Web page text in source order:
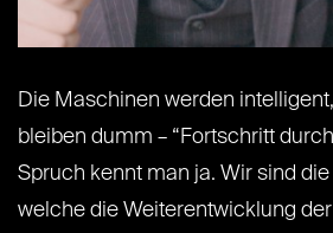
Die Maschinen werden
bleiben dumm – “Fortschritt
Spruch kennt man ja. Wir sind
welche die Weiterentwicklung